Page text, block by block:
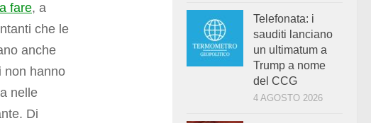
fare, a
che le
anche
non hanno
nelle
Di
Telefonata: i
sauditi lanciano
un ultimatum a
Trump a nome
del CCG
4 AGOSTO 2026